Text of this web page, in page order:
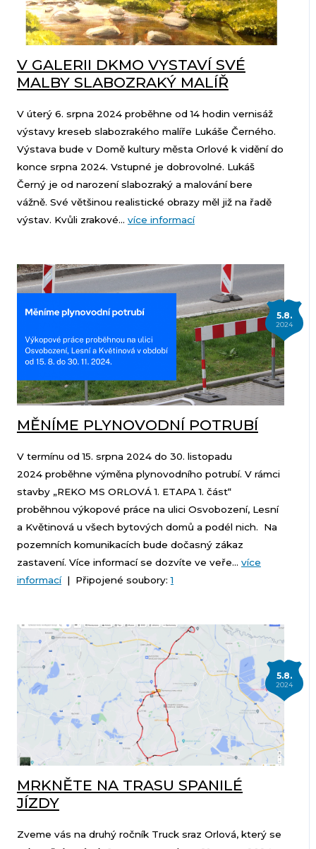
V GALERII DKMO VYSTAVÍ SVÉ
MALBY SLABOZRAKÝ MALÍŘ
V úterý 6. srpna 2024 proběhne od 14 hodin vernisáž
výstavy kreseb slabozrakého malíře Lukáše Černého.
Výstava bude v Domě kultury města Orlové k vidění do
konce srpna 2024. Vstupné je dobrovolné. Lukáš
Černý je od narození slabozraký a malování bere
vážně. Své většinou realistické obrazy měl již na řadě
výstav. Kvůli zrakové... více informací
5.8.
2024
MĚNÍME PLYNOVODNÍ POTRUBÍ
V termínu od 15. srpna 2024 do 30. listopadu
2024 proběhne výměna plynovodního potrubí. V rámci
stavby „REKO MS ORLOVÁ 1. ETAPA 1. část“
proběhnou výkopové práce na ulici Osvobození, Lesní
a Květinová u všech bytových domů a podél nich. Na
pozemních komunikacích bude dočasný zákaz
zastavení. Více informací se dozvíte ve veře... více
informací| Připojené soubory:1
5.8.
2024
MRKNĚTE NA TRASU SPANILÉ
JÍZDY
Zveme vás na druhý ročník Truck sraz Orlová, který se